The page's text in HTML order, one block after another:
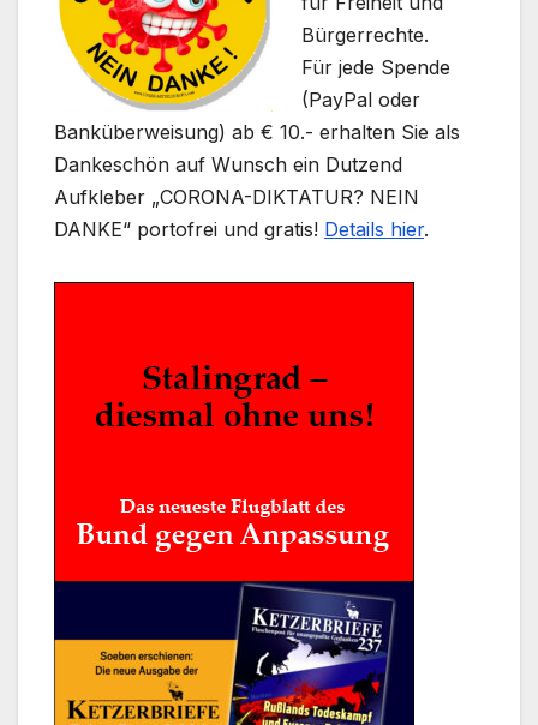
Bürgerrechte.
Für jede Spende
(PayPal oder
Banküberweisung) ab € 10.- erhalten Sie als
Dankeschön auf Wunsch ein Dutzend
Aufkleber „CORONA-DIKTATUR? NEIN
DANKE“ portofrei und gratis! Details hier.